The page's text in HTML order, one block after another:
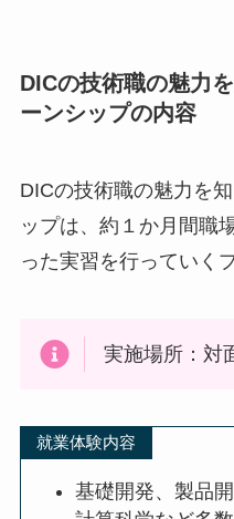
DICの技術職の魅力
ーンシップの内容
DICの技術職の魅力を
ップは、約１か月間職
った実習を行っていく
実施場所：対
就業体験内容
基礎開発、製品